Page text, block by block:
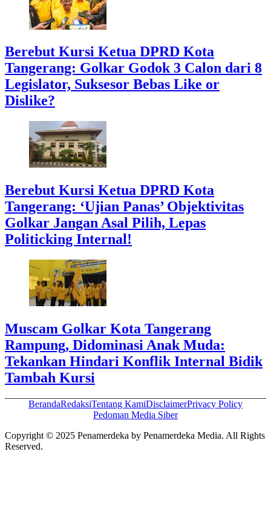
Berebut Kursi Ketua DPRD Kota
Tangerang: Golkar Godok 3 Calon dari 8
Legislator, Suksesor Bebas Like or
Dislike?
Berebut Kursi Ketua DPRD Kota
Tangerang: ‘Ujian Panas’ Objektivitas
Golkar Jangan Asal Pilih, Lepas
Politicking Internal!
Muscam Golkar Kota Tangerang
Rampung, Didominasi Anak Muda:
Tekankan Hindari Konflik Internal Bidik
Tambah Kursi
BerandaRedaksiTentang KamiDisclaimerPrivacy Policy
Pedoman Media Siber
Copyright © 2025 Penamerdeka by Penamerdeka Media. All Rights
Reserved.